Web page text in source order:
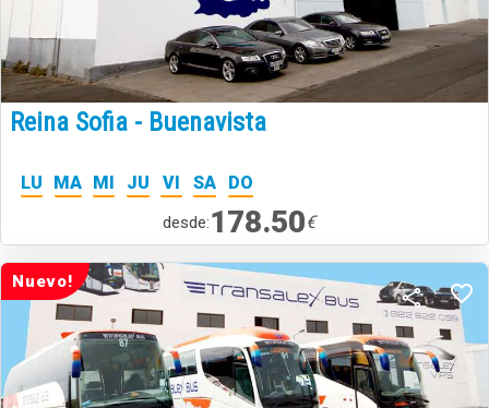
Reina Sofia - Buenavista
LU MA MI JU VI SA DO
desde:178.50€
Nuevo!